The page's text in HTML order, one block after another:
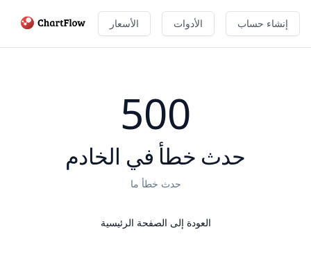
الأسعار الأدوات إنشاء حساب
500
حدث خطأ في الخادم
حدث خطأ ما
العودة إلى الصفحة الرئيسية